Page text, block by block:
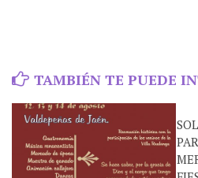
TAMBIÉN TE PUEDE